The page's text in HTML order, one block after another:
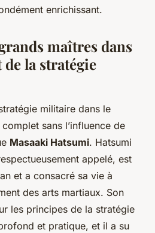
enrichissant.
maîtres dans
de la stratégie
militaire dans le
sans l’influence de
Masaaki Hatsumi. Hatsumi
appelé, est
et a consacré sa vie à
des arts martiaux. Son
les principes de la stratégie
et pratique, et il a su